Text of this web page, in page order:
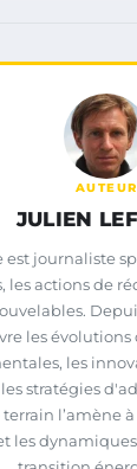
AUTEUR
JULIEN
est journaliste
les actions de
les
les
stratégies
l’amène
les